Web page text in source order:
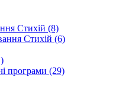
Стихій (8)
Стихій (6)
програми (29)